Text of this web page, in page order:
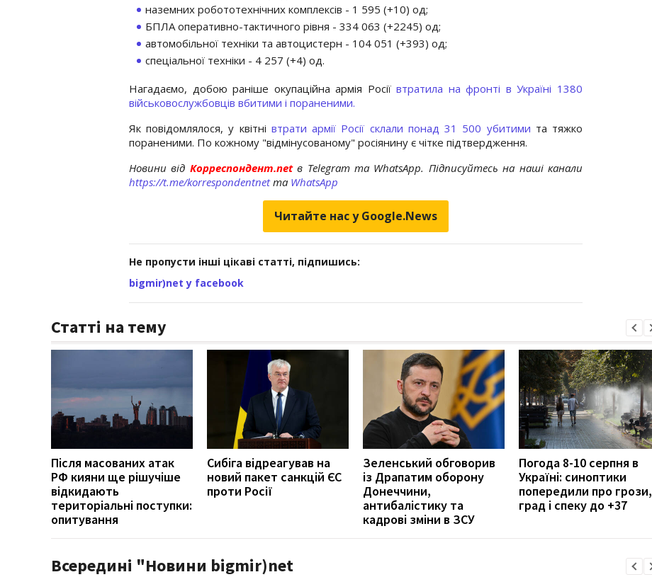
наземних робототехнічних комплексів - 1 595 (+10) од;
БПЛА оперативно-тактичного рівня - 334 063 (+2245) од;
автомобільної техніки та автоцистерн - 104 051 (+393) од;
спеціальної техніки - 4 257 (+4) од.
Нагадаємо, добою раніше окупаційна армія Росіївтратила на фронті в Україні 1380
військовослужбовців вбитими і пораненими.
Як повідомлялося, у квітні втрати армії Росії склали понад 31 500 убитими та тяжко
пораненими. По кожному "відмінусованому" росіянину є чітке підтвердження.
Новини від Корреспондент.netв Telegram та WhatsApp. Підписуйтесь на наші канали
https://t.me/korrespondentnetта WhatsApp
Читайте нас у Google.News
Не пропусти інші цікаві статті, підпишись:
bigmir)net у facebook
Статті на тему
Після масованих атак
РФ кияни ще рішучіше
відкидають
територіальні поступки:
опитування
Сибіга відреагував на
новий пакет санкцій ЄС
проти Росії
Зеленський обговорив
із Драпатим оборону
Донеччини,
антибалістику та
кадрові зміни в ЗСУ
Погода 8-10 серпня в
Україні: синоптики
попередили про грози,
град і спеку до +37
Всередині "Новини bigmir)net